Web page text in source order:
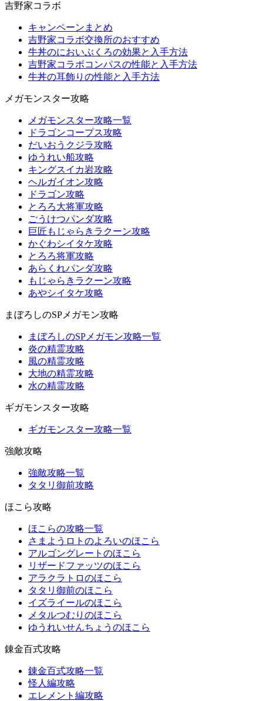
吉野家コラボ
キャンペーンまとめ
吉野家コラボ交換所のおすすめ
牛丼のにおいぶくろの効果と入手方法
吉野家コラボコンパスの性能と入手方法
牛丼の耳飾りの性能と入手方法
メガモンスター攻略
メガモンスター攻略一覧
ドラゴンコープス攻略
だいおうクジラ攻略
ゆうれい船攻略
キングスイカ岩攻略
ヘルガイオン攻略
ドラゴン攻略
とろろ大将軍攻略
ごうけつパンダ攻略
巨匠もじゃらきラクーン攻略
かぐわシイタケ攻略
とろろ将軍攻略
あらくれパンダ攻略
もじゃらきラクーン攻略
あやシイタケ攻略
まぼろしのSPメガモン攻略
まぼろしのSPメガモン攻略一覧
炎の精霊攻略
風の精霊攻略
大地の精霊攻略
水の精霊攻略
ギガモンスター攻略
ギガモンスター攻略一覧
強敵攻略
強敵攻略一覧
タタリ御前攻略
ほこら攻略
ほこらの攻略一覧
さまようロトのよろいのほこら
アルゴングレートのほこら
リザードファッツのほこら
アラクラトロのほこら
タタリ御前のほこら
イズライールのほこら
メタルつむりのほこら
ゆうれいせんちょうのほこら
錬金百式攻略
錬金百式攻略一覧
怪人編攻略
エレメント編攻略